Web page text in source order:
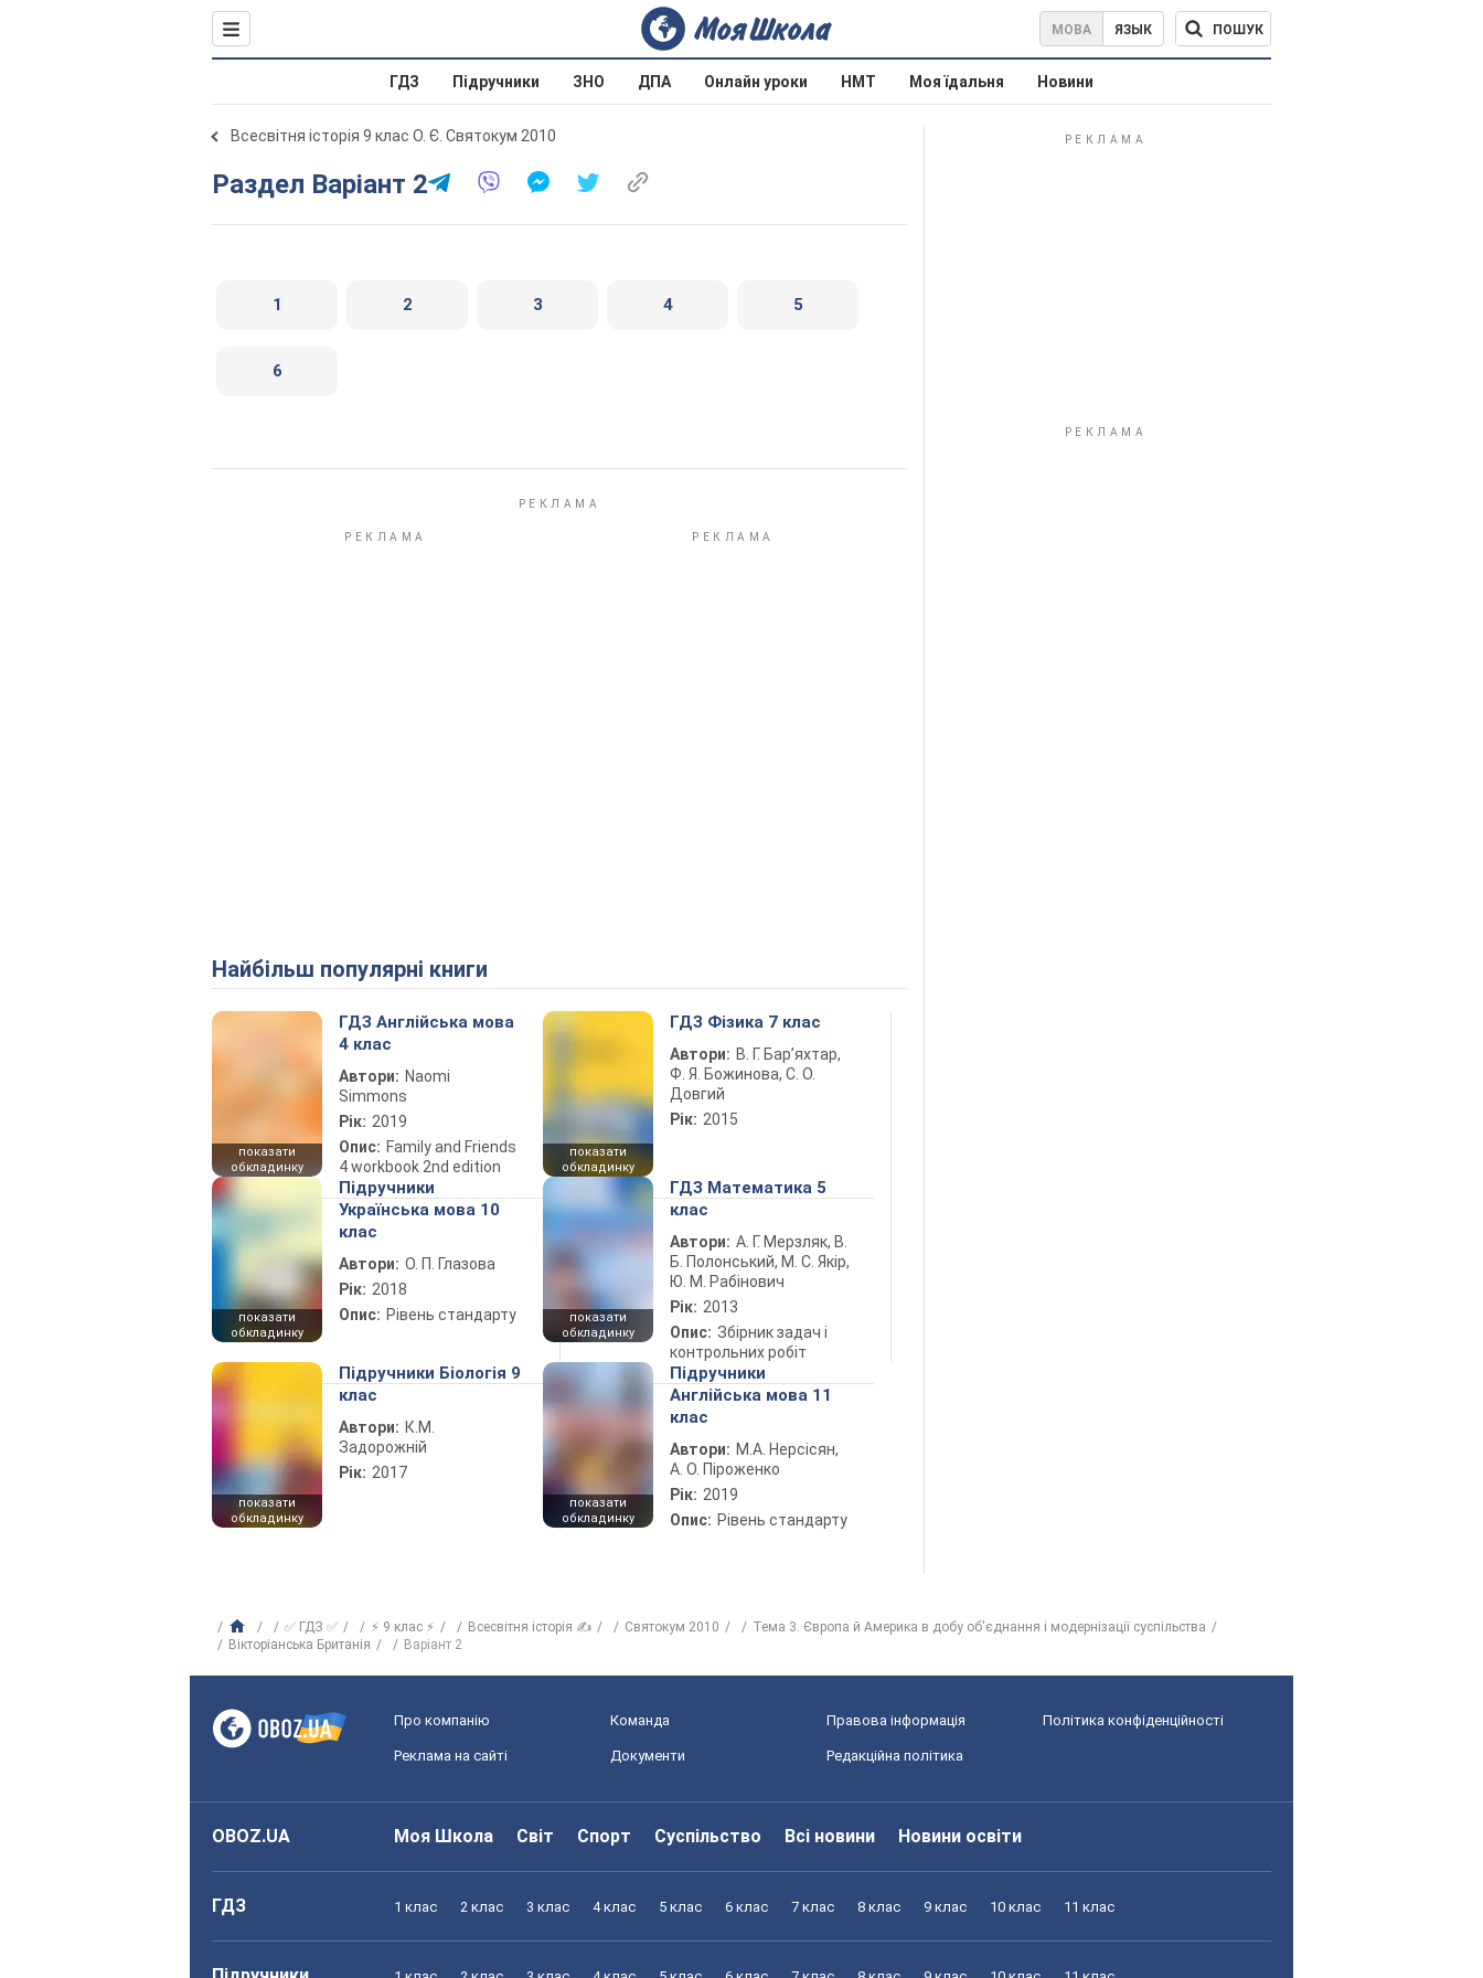
МОВА ЯЗЫК ПОШУК
ГДЗ Підручники ЗНО ДПА Онлайн уроки НМТ Моя їдальня Новини
Всесвітня історія 9 клас О. Є. Святокум 2010
Раздел Варіант 2
1 2 3 4 5
6
Найбільш популярні книги
показати
обкладинку
ГДЗ Англійська мова
4 клас
Автори: Naomi
Simmons
Рік: 2019
Опис: Family and Friends
4 workbook 2nd edition
показати
обкладинку
ГДЗ Фізика 7 клас
Автори: В. Г. Бар’яхтар,
Ф. Я. Божинова, С. О.
Довгий
Рік: 2015
показати
обкладинку
Підручники
Українська мова 10
клас
Автори: О. П. Глазова
Рік: 2018
Опис: Рівень стандарту
показати
обкладинку
ГДЗ Математика 5
клас
Автори: А. Г. Мерзляк, В.
Б. Полонський, М. С. Якір,
Ю. М. Рабінович
Рік: 2013
Опис: Збірник задач і
контрольних робіт
показати
обкладинку
Підручники Біологія 9
клас
Автори: К.М.
Задорожній
Рік: 2017
показати
обкладинку
Підручники
Англійська мова 11
клас
Автори: М.А. Нерсісян,
А. О. Піроженко
Рік: 2019
Опис: Рівень стандарту
✅ ГДЗ ✅ ⚡ 9 клас ⚡ Всесвітня історія ✍ Святокум 2010
Тема 3. Європа й Америка в добу об'єднання і модернізації суспільства
Вікторіанська Британія
Варіант 2
Про компанію Команда Правова інформація Політика конфіденційності
Реклама на сайті Документи Редакційна політика
OBOZ.UA Моя Школа Світ Спорт Суспільство Всі новини Новини освіти
ГДЗ 1 клас 2 клас 3 клас 4 клас 5 клас 6 клас 7 клас 8 клас 9 клас 10 клас 11 клас